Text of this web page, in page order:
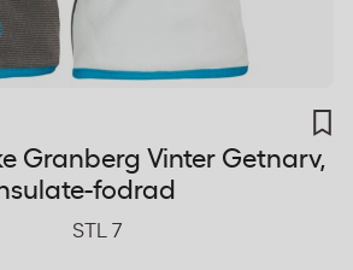
Granberg Vinter Getnarv,
fodrad
STL 7